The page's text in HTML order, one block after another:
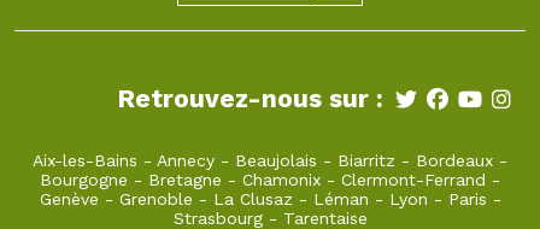
Retrouvez-nous sur :
Aix-les-Bains - Annecy - Beaujolais - Biarritz - Bordeaux -
Bourgogne - Bretagne - Chamonix - Clermont-Ferrand -
Genève - Grenoble - La Clusaz - Léman - Lyon - Paris -
Strasbourg- Tarentaise